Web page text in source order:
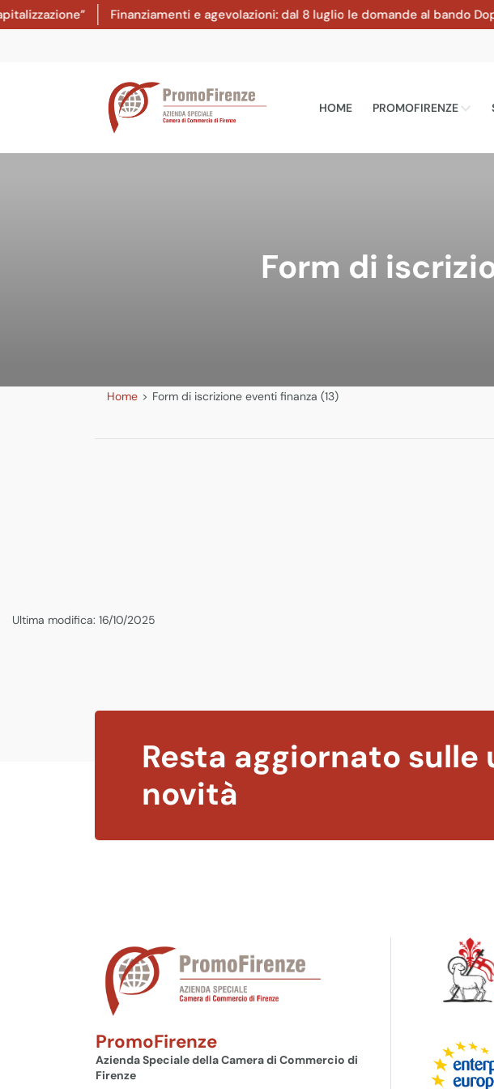
Finanziamenti e agevolazioni: dal 8 luglio le domande al bando
HOME PROMOFIRENZE
Form di
Home > Form di iscrizione eventi finanza (13)
Ultima modifica: 16/10/2025
Resta aggiornato sulle
novità
PromoFirenze
Azienda Speciale della Camera di Commercio di
Firenze